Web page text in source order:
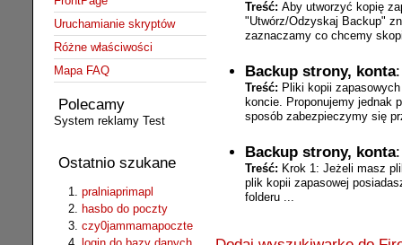
Uruchamianie skryptów
Różne właściwości
Mapa FAQ
Polecamy
System reklamy Test
Ostatnio szukane
pralniaprimapl
hasbo do poczty
czy0jammamapoczte
Treść: Aby utworzyć kopię
"Utwórz/Odzyskaj Backup"
zaznaczamy co chcemy
Backup strony, konta
Treść: Pliki kopii
koncie. Proponujemy jednak
sposób zabezpieczymy się
Backup strony, konta
Treść: Krok 1: Jeżeli masz
plik kopii zapasowej
folderu ...